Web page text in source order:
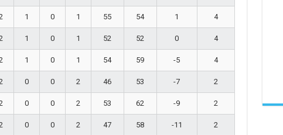
1 0 1 55 54 1 4
1 0 1 52 52 0 4
1 0 1 54 59 -5 4
0 0 2 46 53 -7 2
0 0 2 53 62 -9 2
0 0 2 47 58 -11 2